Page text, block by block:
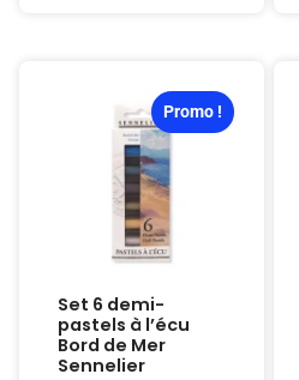
Promo !
Set 6 demi-
pastels à l’écu
Bord de Mer
Sennelier